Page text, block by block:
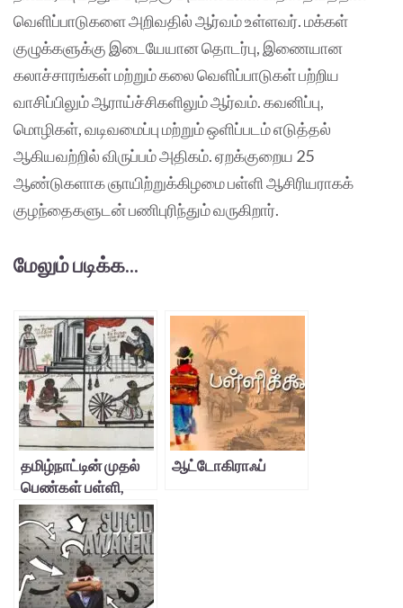
வெளிப்பாடுகளை அறிவதில் ஆர்வம் உள்ளவர். மக்கள்
குழுக்களுக்கு இடையேயான தொடர்பு, இணையான
கலாச்சாரங்கள் மற்றும் கலை வெளிப்பாடுகள் பற்றிய
வாசிப்பிலும் ஆராய்ச்சிகளிலும் ஆர்வம். கவனிப்பு,
மொழிகள், வடிவமைப்பு மற்றும் ஒளிப்படம் எடுத்தல்
ஆகியவற்றில் விருப்பம் அதிகம். ஏறக்குறைய 25
ஆண்டுகளாக ஞாயிற்றுக்கிழமை பள்ளி ஆசிரியராகக்
குழந்தைகளுடன் பணிபுரிந்தும் வருகிறார்.
மேலும் படிக்க...
தமிழ்நாட்டின் முதல்
பெண்கள் பள்ளி,
அதைத் தாங்கிப்
பிடிக்கும்
ஆசிரியர்கள்!
ஆட்டோகிராஃப்